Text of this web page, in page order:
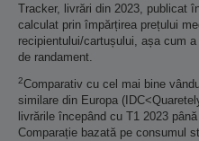
Tracker, livrări din 2023, publicat
calculat prin împărțirea prețului
recipientului/cartușului, așa cum
de randament.
2Comparativ cu cel mai bine
similare din Europa
livrările începând cu T1 2023
Comparație bazată pe consumul